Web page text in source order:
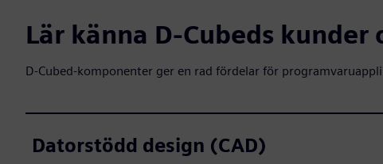
Lär känna D-Cubeds
D-Cubed-komponenter ger en rad fördelar för
Datorstödd design (CAD)